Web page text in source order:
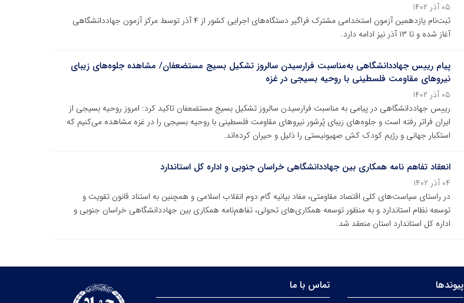
۰۵ آذر ۱۴۰۲
ثبت‌نام یازدهمین آزمون استخدامی مشترک فراگیر دستگاه‌های اجرایی کشور از ۴ آذر توسط مرکز آزمون جهاددانشگاهی
آغاز شده و تا ۱۳ آذر نیز ادامه دارد.
پیام رییس جهاددانشگاهی به‌مناسبت فرارسیدن سالروز تشکیل بسیج مستضعفان/ مشاهده جلوه‌های زیبای
نیرو‌های مقاومت فلسطینی با روحیه بسیجی در غزه
۰۵ آذر ۱۴۰۲
رییس جهاددانشگاهی در پیامی به مناسبت فرارسیدن سالروز تشکیل بسیج مستضعفان تاکید کرد: امروز روحیه بسیجی از
ایران فراتر رفته است و جلوه‌های زیبای پُرشور نیرو‌های مقاومت فلسطینی با روحیه بسیجی را در غزه مشاهده می‌کنیم که
استکبار جهانی و رژیم کودک کش صهیونیستی را ذلیل و حیران کرده‌اند.
انعقاد تفاهم نامه همکاری بین جهاددانشگاهی خراسان جنوبی و اداره کل استاندارد
۰۴ آذر ۱۴۰۲
در راستای سیاست‌های کلی اقتصاد مقاومتی، مفاد بیانیه گام دوم انقلاب اسلامی و همچنین به استناد قانون تقویت و
توسعه نظام استاندارد و به منظور توسعه همکاری‌های تحولی، تفاهم‌نامه همکاری بین جهاددانشگاهی خراسان جنوبی و
اداره کل استاندارد استان منعقد شد.
پیوندها
تماس با ما